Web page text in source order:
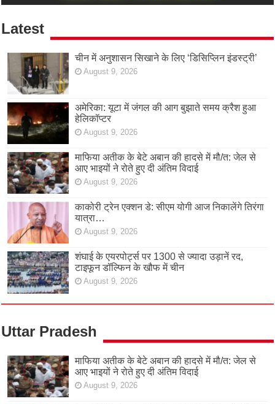
Latest
चीन में अनुशासन सिखाने के लिए ‘डिसिप्लिन इंडस्ट्री’
August 9, 2026
अमेरिका: यूटा में जंगल की आग बुझाते समय क्रैश हुआ
हेलिकॉप्टर
August 9, 2026
माफिया अतीक के बेटे अबान की हादसे में मौ/त: जेल से
आए भाइयों ने रोते हुए दी अंतिम विदाई
August 9, 2026
काकोरी ट्रेन एक्शन डे: सीएम योगी आज निकालेंगे तिरंगा
यात्रा…
August 9, 2026
शंघाई के एयरपोर्ट्स पर 1300 से ज्यादा उड़ानें रद,
टाइफून डॉल्फिन के खौफ में चीन
August 9, 2026
Uttar Pradesh
माफिया अतीक के बेटे अबान की हादसे में मौ/त: जेल से
आए भाइयों ने रोते हुए दी अंतिम विदाई
August 9, 2026